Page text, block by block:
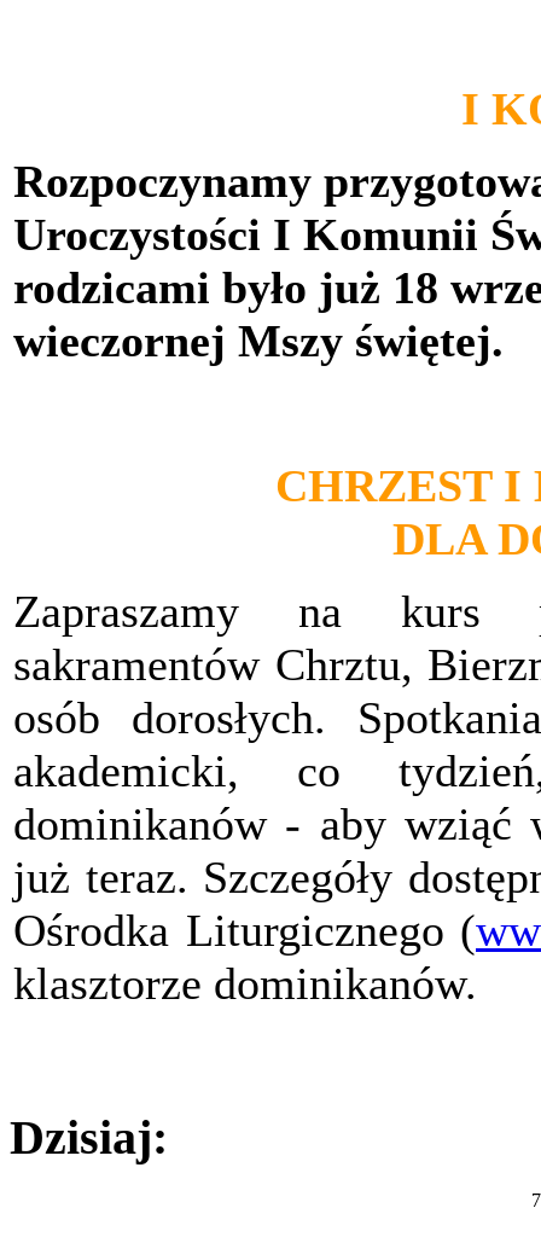
I
Rozpoczynamy
Uroczystości I Komunii
rodzicami było już 18
wieczornej Mszy świętej.
CHRZEST I
DLA
Zapraszamy na kurs
sakramentów Chrztu,
osób dorosłych.
akademicki, co
dominikanów - aby wziąć
już teraz. Szczegóły
Ośrodka Liturgicznego (
klasztorze dominikanów.
Dzisiaj: